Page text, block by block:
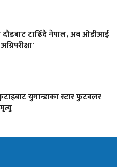
दौडबाट टाढिँदै नेपाल, अब ओडीआई
युगान्डाका स्टार फुटबलर